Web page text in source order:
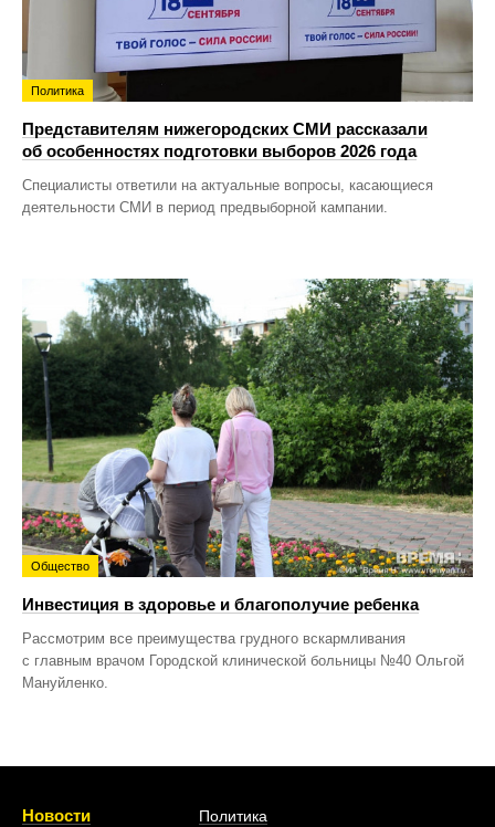
Политика
Представителям нижегородских СМИ рассказали
об особенностях подготовки выборов 2026 года
Специалисты ответили на актуальные вопросы, касающиеся
деятельности СМИ в период предвыборной кампании.
Общество
Инвестиция в здоровье и благополучие ребенка
Рассмотрим все преимущества грудного вскармливания
с главным врачом Городской клинической больницы №40 Ольгой
Мануйленко.
Новости
Политика